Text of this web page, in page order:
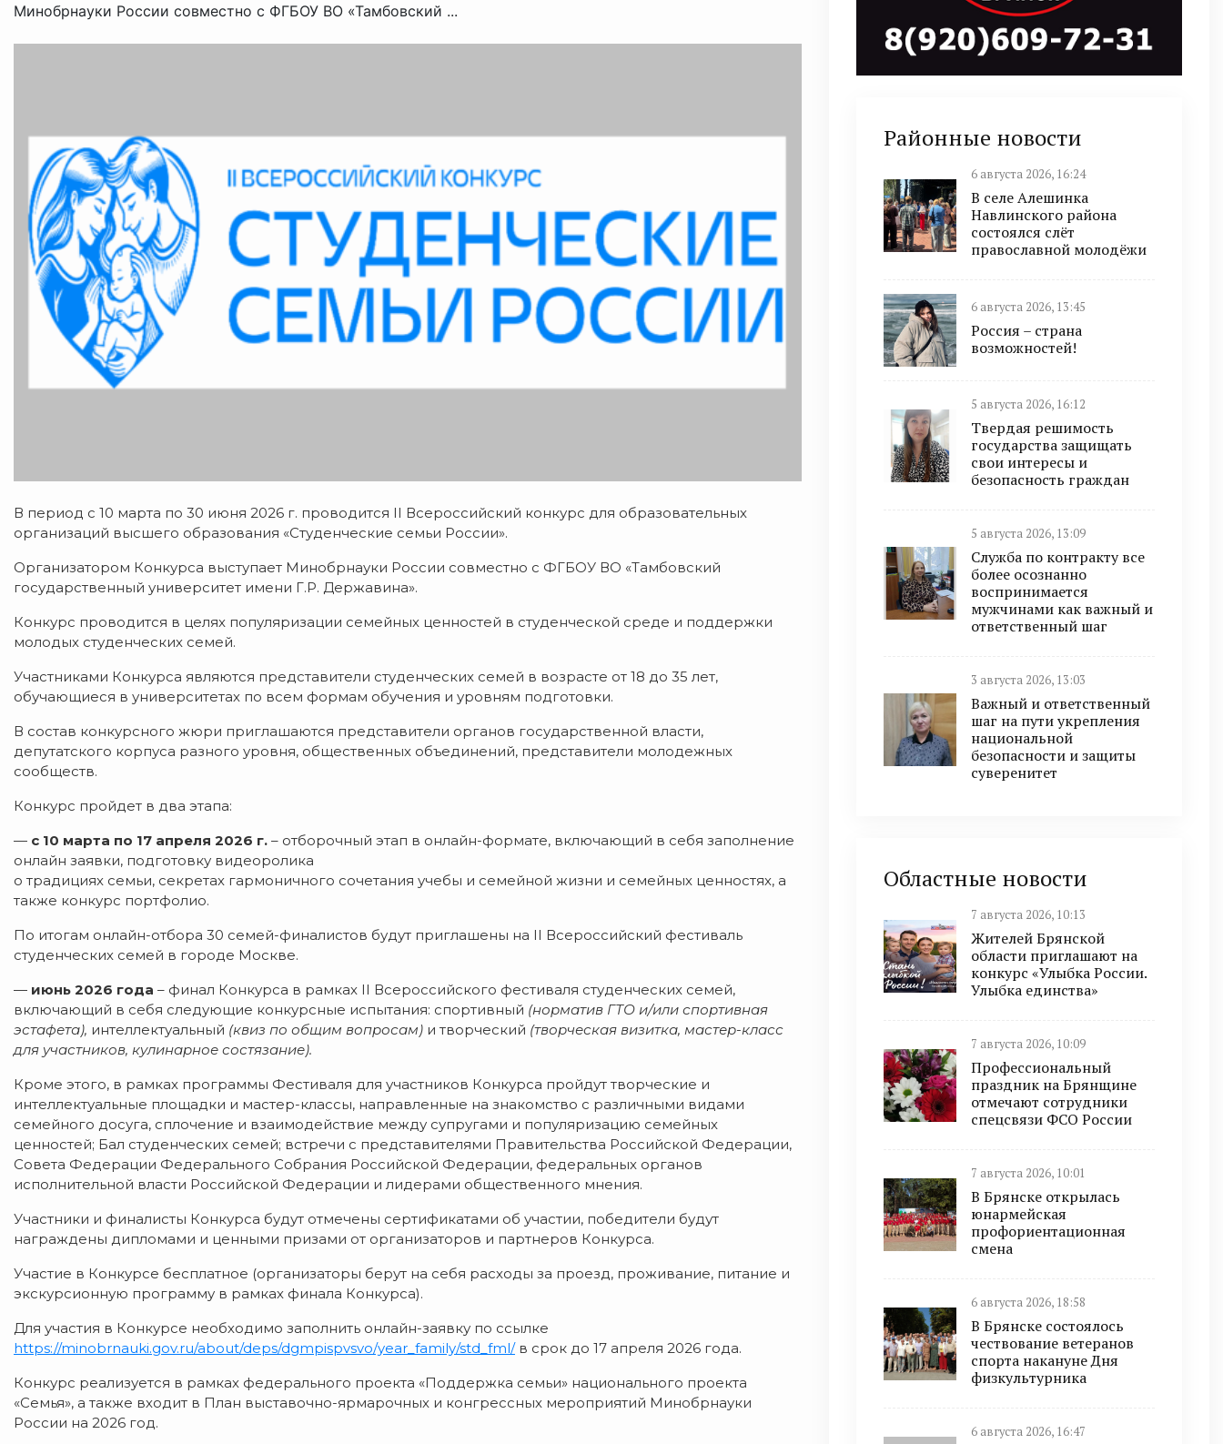
Минобрнауки России совместно с ФГБОУ ВО «Тамбовский ...
В период с 10 марта по 30 июня 2026 г. проводится II Всероссийский конкурс для образовательных
организаций высшего образования «Студенческие семьи России».
Организатором Конкурса выступает Минобрнауки России совместно с ФГБОУ ВО «Тамбовский
государственный университет имени Г.Р. Державина».
Конкурс проводится в целях популяризации семейных ценностей в студенческой среде и поддержки
молодых студенческих семей.
Участниками Конкурса являются представители студенческих семей в возрасте от 18 до 35 лет,
обучающиеся в университетах по всем формам обучения и уровням подготовки.
В состав конкурсного жюри приглашаются представители органов государственной власти,
депутатского корпуса разного уровня, общественных объединений, представители молодежных
сообществ.
Конкурс пройдет в два этапа:
— с 10 марта по 17 апреля 2026 г. – отборочный этап в онлайн-формате, включающий в себя заполнение
онлайн заявки, подготовку видеоролика
о традициях семьи, секретах гармоничного сочетания учебы и семейной жизни и семейных ценностях, а
также конкурс портфолио.
По итогам онлайн-отбора 30 семей-финалистов будут приглашены на II Всероссийский фестиваль
студенческих семей в городе Москве.
— июнь 2026 года – финал Конкурса в рамках II Всероссийского фестиваля студенческих семей,
включающий в себя следующие конкурсные испытания: спортивный (норматив ГТО и/или спортивная
эстафета), интеллектуальный (квиз по общим вопросам) и творческий (творческая визитка, мастер-класс
для участников, кулинарное состязание).
Кроме этого, в рамках программы Фестиваля для участников Конкурса пройдут творческие и
интеллектуальные площадки и мастер-классы, направленные на знакомство с различными видами
семейного досуга, сплочение и взаимодействие между супругами и популяризацию семейных
ценностей; Бал студенческих семей; встречи с представителями Правительства Российской Федерации,
Совета Федерации Федерального Собрания Российской Федерации, федеральных органов
исполнительной власти Российской Федерации и лидерами общественного мнения.
Участники и финалисты Конкурса будут отмечены сертификатами об участии, победители будут
награждены дипломами и ценными призами от организаторов и партнеров Конкурса.
Участие в Конкурсе бесплатное (организаторы берут на себя расходы за проезд, проживание, питание и
экскурсионную программу в рамках финала Конкурса).
Для участия в Конкурсе необходимо заполнить онлайн-заявку по ссылке
https://minobrnauki.gov.ru/about/deps/dgmpispvsvo/year_family/std_fml/в срок до 17 апреля 2026 года.
Конкурс реализуется в рамках федерального проекта «Поддержка семьи» национального проекта
«Семья», а также входит в План выставочно-ярмарочных и конгрессных мероприятий Минобрнауки
России на 2026 год.
Районные новости
6 августа 2026, 16:24
В селе Алешинка
Навлинского района
состоялся слёт
православной молодёжи
6 августа 2026, 13:45
Россия – страна
возможностей!
5 августа 2026, 16:12
Твердая решимость
государства защищать
свои интересы и
безопасность граждан
5 августа 2026, 13:09
Служба по контракту все
более осознанно
воспринимается
мужчинами как важный и
ответственный шаг
3 августа 2026, 13:03
Важный и ответственный
шаг на пути укрепления
национальной
безопасности и защиты
суверенитет
Областные новости
7 августа 2026, 10:13
Жителей Брянской
области приглашают на
конкурс «Улыбка России.
Улыбка единства»
7 августа 2026, 10:09
Профессиональный
праздник на Брянщине
отмечают сотрудники
спецсвязи ФСО России
7 августа 2026, 10:01
В Брянске открылась
юнармейская
профориентационная
смена
6 августа 2026, 18:58
В Брянске состоялось
чествование ветеранов
спорта накануне Дня
физкультурника
6 августа 2026, 16:47